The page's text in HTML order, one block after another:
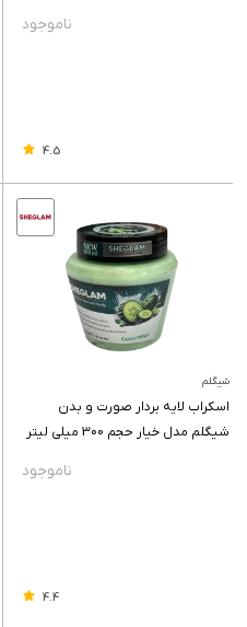
4.5
شیگلم
اسکراب لایه بردار صورت و بدن
شیگلم مدل خیار حجم 300 میلی لیتر
4.4